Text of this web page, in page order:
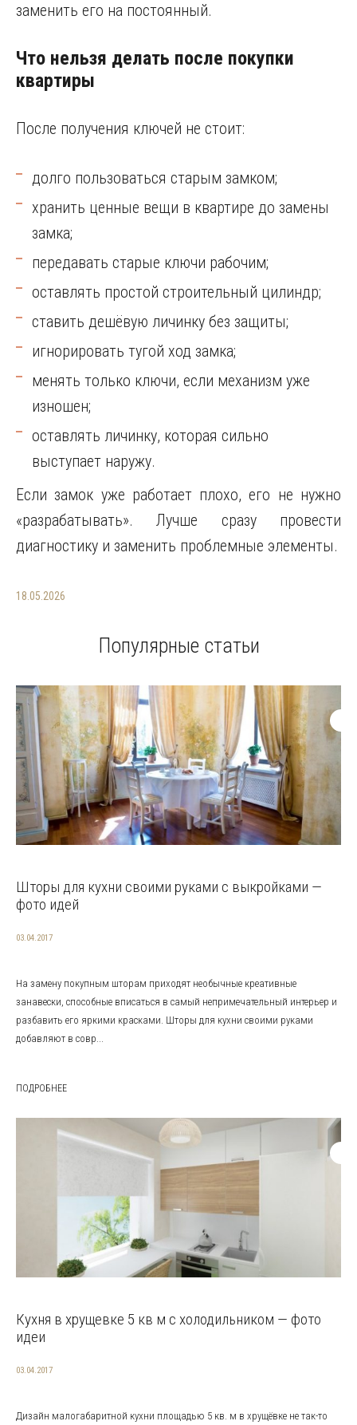
заменить его на постоянный.
Что нельзя делать после покупки
квартиры
После получения ключей не стоит:
долго пользоваться старым замком;
хранить ценные вещи в квартире до замены
замка;
передавать старые ключи рабочим;
оставлять простой строительный цилиндр;
ставить дешёвую личинку без защиты;
игнорировать тугой ход замка;
менять только ключи, если механизм уже
изношен;
оставлять личинку, которая сильно
выступает наружу.
Если замок уже работает плохо, его не нужно
«разрабатывать». Лучше сразу провести
диагностику и заменить проблемные элементы.
18.05.2026
Популярные статьи
Шторы для кухни своими руками с выкройками —
фото идей
03.04.2017
На замену покупным шторам приходят необычные креативные
занавески, способные вписаться в самый непримечательный интерьер и
разбавить его яркими красками. Шторы для кухни своими руками
добавляют в совр...
ПОДРОБНЕЕ
Кухня в хрущевке 5 кв м с холодильником — фото
идеи
03.04.2017
Дизайн малогабаритной кухни площадью 5 кв. м в хрущёвке не так-то